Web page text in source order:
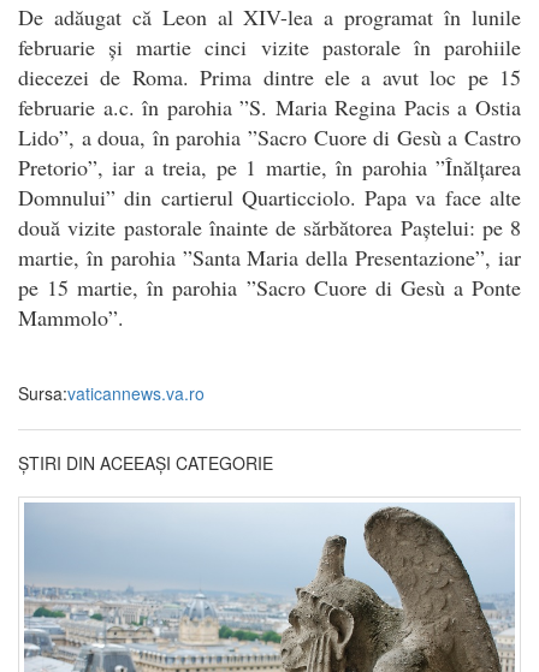
De adăugat că Leon al XIV-lea a programat în lunile
februarie și martie cinci vizite pastorale în parohiile
diecezei de Roma. Prima dintre ele a avut loc pe 15
februarie a.c. în parohia ”S. Maria Regina Pacis a Ostia
Lido”, a doua, în parohia ”Sacro Cuore di Gesù a Castro
Pretorio”, iar a treia, pe 1 martie, în parohia ”Înălțarea
Domnului” din cartierul Quarticciolo. Papa va face alte
două vizite pastorale înainte de sărbătorea Paștelui: pe 8
martie, în parohia ”Santa Maria della Presentazione”, iar
pe 15 martie, în parohia ”Sacro Cuore di Gesù a Ponte
Mammolo”.
Sursa:vaticannews.va.ro
ȘTIRI DIN ACEEAȘI CATEGORIE